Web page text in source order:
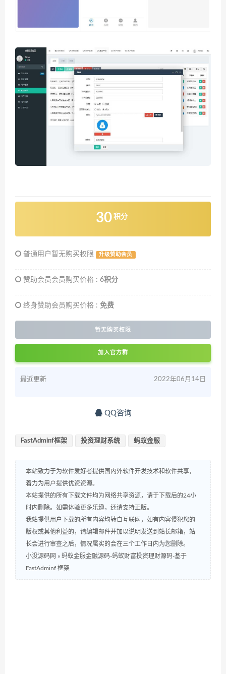
30 积分
普通用户暂无购买权限 升级赞助会员
赞助会员会员购买价格 : 6积分
终身赞助会员购买价格 : 免费
暂无购买权限
加入官方群
最近更新 2022年06月14日
QQ咨询
FastAdminf框架 投资理财系统 蚂蚁金服
本站致力于为软件爱好者提供国内外软件开发技术和软件共享，
着力为用户提供优资资源。
本站提供的所有下载文件均为网络共享资源，请于下载后的24小
时内删除。如需体验更多乐趣，还请支持正版。
我站提供用户下载的所有内容均转自互联网，如有内容侵犯您的
版权或其他利益的，请编辑邮件并加以说明发送到站长邮箱，站
长会进行审查之后，情况属实的会在三个工作日内为您删除。
小没源码网 » 蚂蚁金服金融源码-蚂蚁财富投资理财源码-基于
FastAdminf 框架